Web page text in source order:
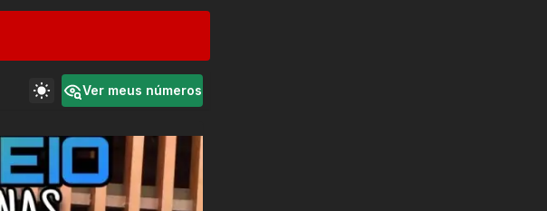
Ver meus números